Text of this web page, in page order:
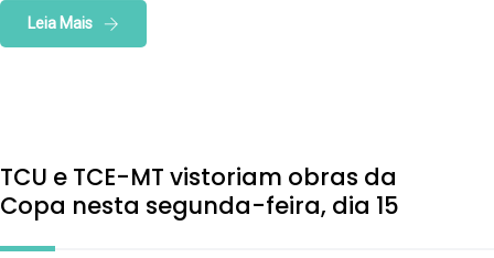
Leia Mais
TCU e TCE-MT vistoriam obras da
Copa nesta segunda-feira, dia 15